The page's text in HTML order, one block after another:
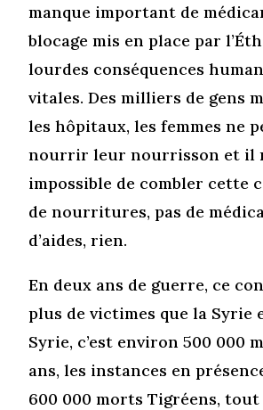
manque important de
blocage mis en place par
lourdes conséquences
vitales. Des milliers de gens
les hôpitaux, les femmes ne
nourrir leur nourrisson et il
impossible de combler cette
de nourritures, pas de
d’aides, rien.
En deux ans de guerre, ce
plus de victimes que la Syrie
Syrie, c’est environ 500 000
ans, les instances en
600 000 morts Tigréens, tout